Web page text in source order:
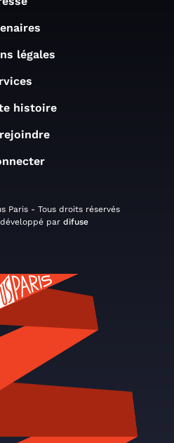
légales
histoire
Paris - Tous droits réservés
par difuse